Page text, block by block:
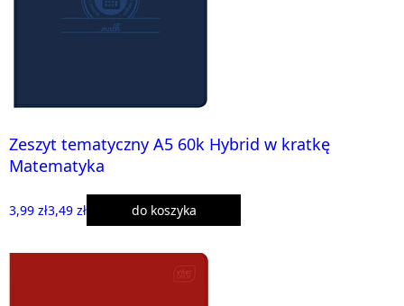
Zeszyt tematyczny A5 60k Hybrid w kratkę
Matematyka
3,99 zł3,49 zł do koszyka